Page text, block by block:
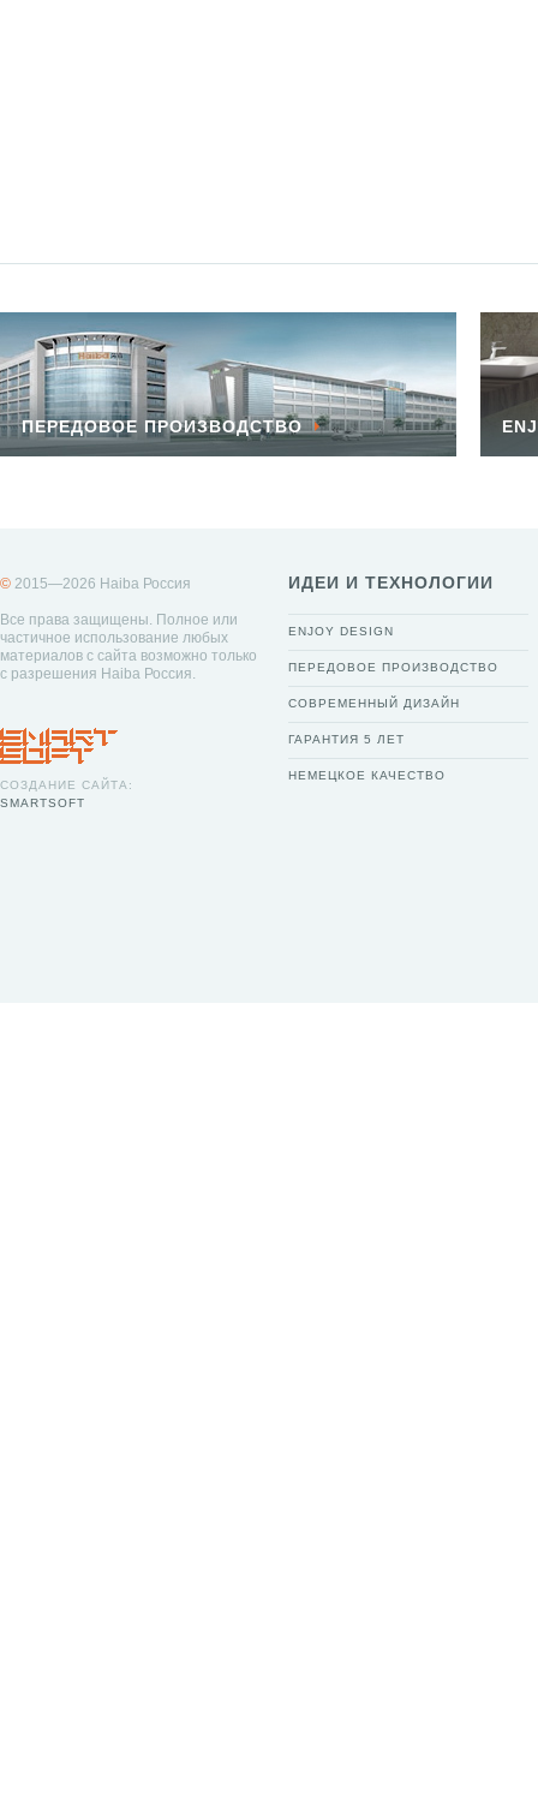
ПЕРЕДОВОЕ ПРОИЗВОДСТВО
© 2015—2026 Haiba Россия
Все права защищены. Полное или
частичное использование любых
материалов с сайта возможно только
с разрешения Haiba Россия.
СОЗДАНИЕ САЙТА:
SMARTSOFT
ИДЕИ И ТЕХНОЛОГИИ
ENJOY DESIGN
ПЕРЕДОВОЕ ПРОИЗВОДСТВО
СОВРЕМЕННЫЙ ДИЗАЙН
ГАРАНТИЯ 5 ЛЕТ
НЕМЕЦКОЕ КАЧЕСТВО